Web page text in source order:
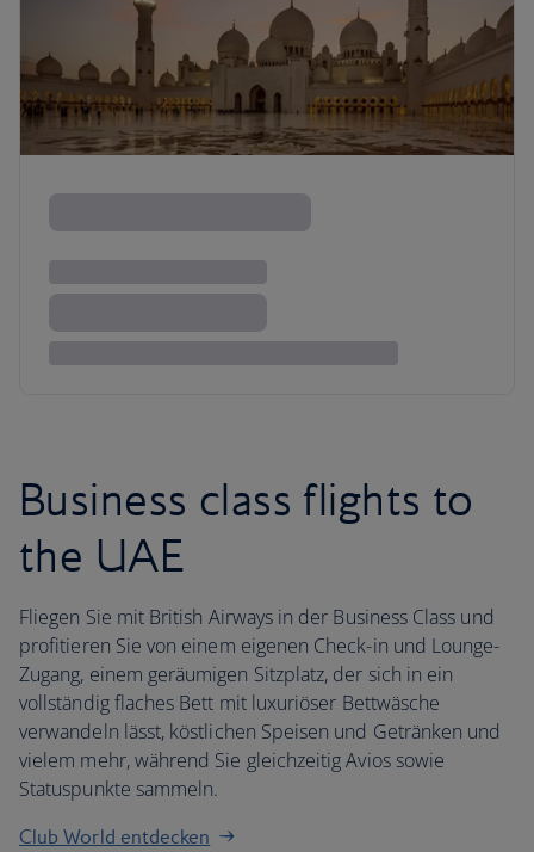
Business class flights to
the UAE
Fliegen Sie mit British Airways in der Business Class und
profitieren Sie von einem eigenen Check-in und Lounge-
Zugang, einem geräumigen Sitzplatz, der sich in ein
vollständig flaches Bett mit luxuriöser Bettwäsche
verwandeln lässt, köstlichen Speisen und Getränken und
vielem mehr, während Sie gleichzeitig Avios sowie
Statuspunkte sammeln.
Club World entdecken